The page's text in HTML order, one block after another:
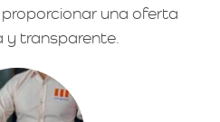
una oferta
transparente.